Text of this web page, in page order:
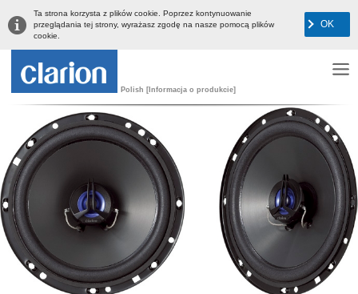
Ta strona korzysta z plików cookie. Poprzez kontynuowanie
przeglądania tej strony, wyrażasz zgodę na nasze pomocą plików
cookie.
OK
Polish [Informacja o produkcie]